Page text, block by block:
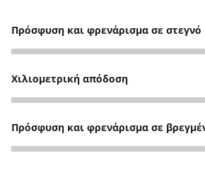
Πρόσφυση και φρενάρισμα σε στεγνό
5
Χιλιομετρική απόδοση
5
Πρόσφυση και φρενάρισμα σε
5